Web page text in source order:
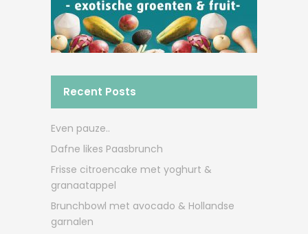
Recent Posts
Even pauze..
Dafne likes Paasbrunch
Frisse citroencake met yoghurt &
granaatappel
Brunchbowl met avocado & Hollandse
garnalen